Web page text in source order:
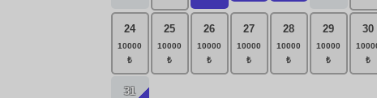
24 25 26 27 28 29 30
31